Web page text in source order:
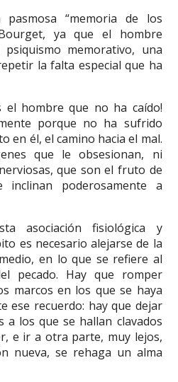
“memoria de los
ya que el hombre
memorativo, una
la falta especial que ha
el hombre que no ha caído!
porque no ha sufrido
en él, el camino hacia el mal.
que le obsesionan, ni
que son el fruto de
inclinan poderosamente a
asociación fisiológica y
es necesario alejarse de la
en lo que se refiere al
pecado. Hay que romper
marcos en los que se haya
ese recuerdo: hay que dejar
a los que se hallan clavados
e ir a otra parte, muy lejos,
nueva, se rehaga un alma